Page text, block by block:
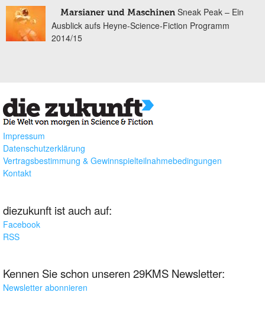
Marsianer und Maschinen Sneak Peak – Ein
Ausblick aufs Heyne-Science-Fiction Programm
2014/15
Impressum
Datenschutzerklärung
Vertragsbestimmung & Gewinnspielteilnahmebedingungen
Kontakt
diezukunft ist auch auf:
Facebook
RSS
Kennen Sie schon unseren 29KMS Newsletter:
Newsletter abonnieren